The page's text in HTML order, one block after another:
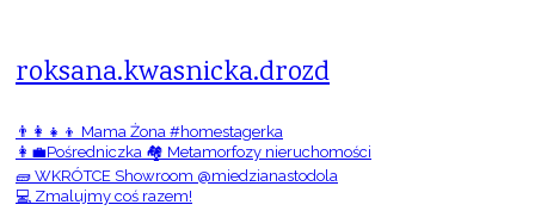
roksana.kwasnicka.drozd
👨‍👩‍👧‍👦 Mama Żona #homestagerka
👩‍💼Pośredniczka 🏘️ Metamorfozy nieruchomości
🧱 WKRÓTCE Showroom @miedzianastodola
💻 Zmalujmy coś razem!